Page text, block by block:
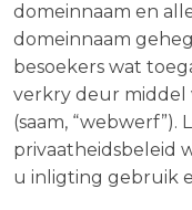
domeinnaam en
domeinnaam
besoekers wat
verkry deur middel
(saam, “webwerf”).
privaatheidsbeleid
u inligting gebruik